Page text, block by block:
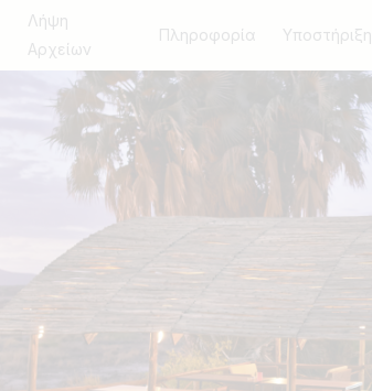
Λήψη
Αρχείων
Πληροφορία Υποστήριξη